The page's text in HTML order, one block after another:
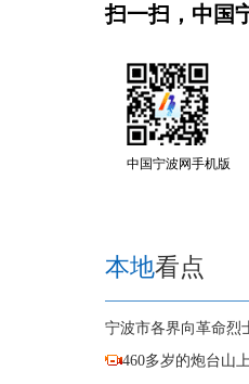
扫一扫，中国
中国宁波网手机版
本地看点
宁波市各界向革命烈
460多岁的炮台山